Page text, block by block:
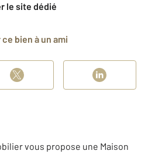
le site dédié
ce bien à un ami
vous propose une Maison